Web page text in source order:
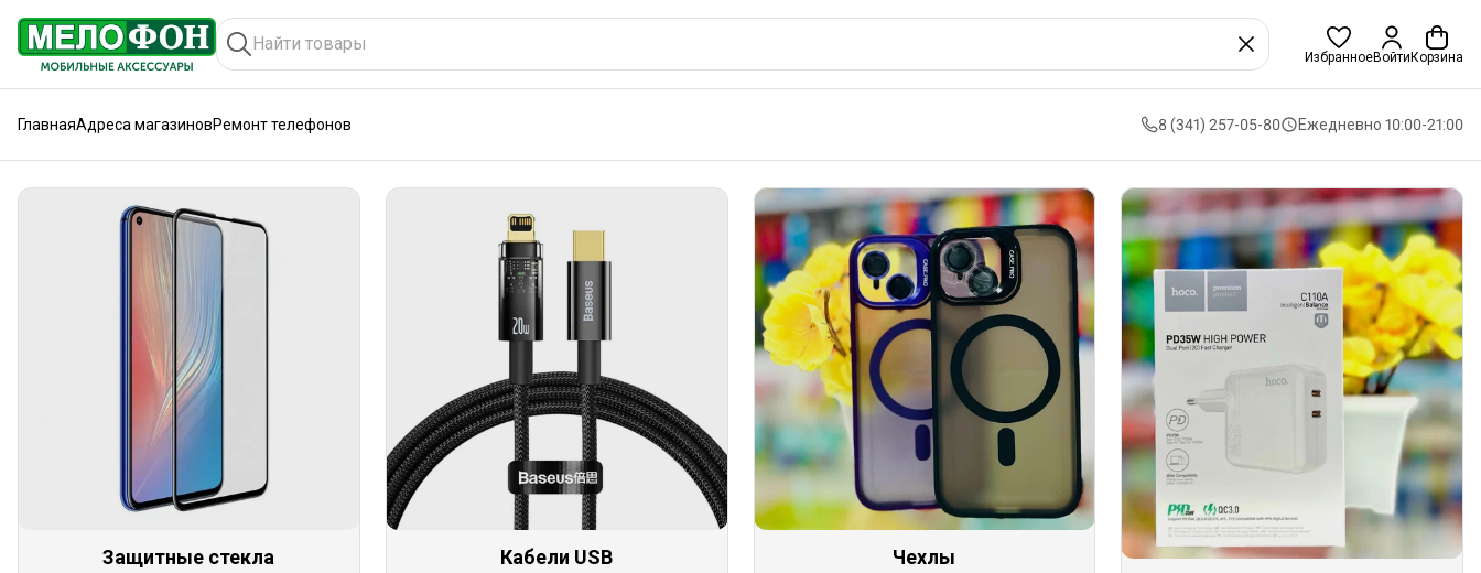
ИзбранноеВойти Корзина
ГлавнаяАдреса магазиновРемонт телефонов 8 (341) 257-05-80 Ежедневно 10:00-21:00
Защитные стекла Кабели USB
Чехлы